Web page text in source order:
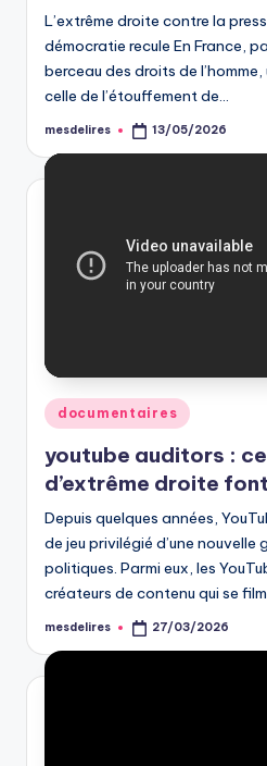
L’extrême droite contre la
démocratie recule En France,
berceau des droits de
celle de l’étouffement de…
Posted
mesdelires 13/05/2026
Posted
in
documentaires
youtube auditors :
d’extrême droite
Depuis quelques années,
de jeu privilégié d’une nouvelle
politiques. Parmi eux, les
créateurs de contenu qui se
Posted
mesdelires 27/03/2026